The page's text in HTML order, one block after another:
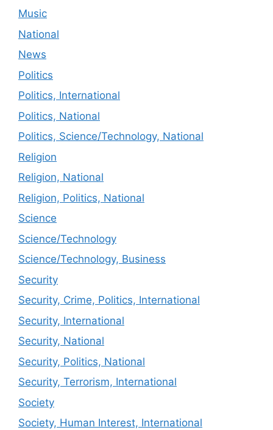
Music
National
News
Politics
Politics, International
Politics, National
Politics, Science/Technology, National
Religion
Religion, National
Religion, Politics, National
Science
Science/Technology
Science/Technology, Business
Security
Security, Crime, Politics, International
Security, International
Security, National
Security, Politics, National
Security, Terrorism, International
Society
Society, Human Interest, International